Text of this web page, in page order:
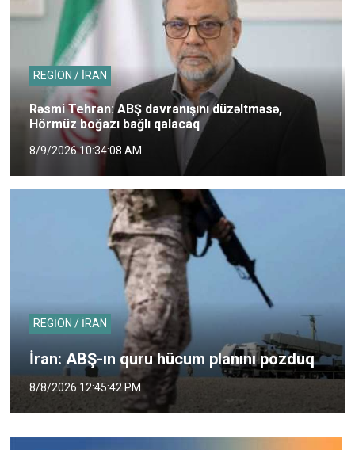
REGİON / İRAN
Rəsmi Tehran: ABŞ davranışını düzəltməsə,
Hörmüz boğazı bağlı qalacaq
8/9/2026 10:34:08 AM
REGİON / İRAN
İran: ABŞ-ın quru hücum planını pozduq
8/8/2026 12:45:42 PM